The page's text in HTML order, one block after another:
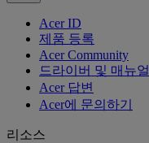
Acer ID
제품 등록
Acer Community
드라이버 및 매뉴얼
Acer 답변
Acer에 문의하기
리소스